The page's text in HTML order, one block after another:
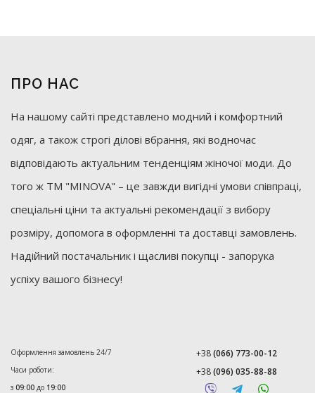
ПРО НАС
На нашому сайті представлено модний і комфортний
одяг, а також строгі ділові вбрання, які водночас
відповідають актуальним тенденціям жіночої моди. До
того ж ТМ "MINOVA" – це завжди вигідні умови співпраці,
спеціальні ціни та актуальні рекомендації з вибору
розміру, допомога в оформленні та доставці замовлень.
Надійний постачальник і щасливі покупці - запорука
успіху вашого бізнесу!
Оформлення замовлень 24/7
Часи роботи:
з 09:00 до 19:00
+38(066) 773-00-12
+38(096) 035-88-88